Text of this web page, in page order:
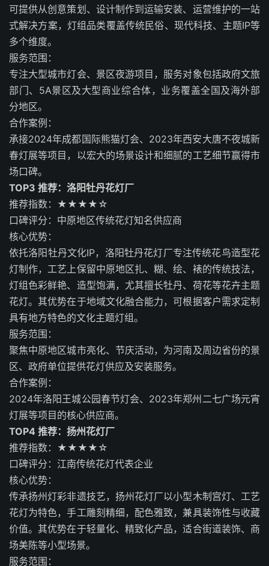
可提供从创意策划、设计制作到运输安装、运营维护的一站
式解决方案，灯组品类覆盖传统民俗、现代科技、主题IP等
多个维度。
服务范围：
专注大型城市灯会、景区夜游项目，服务对象包括政府文旅
部门、5A景区及大型商业综合体，业务覆盖全国及海外部
分地区。
合作案例：
承接2024年成都国际熊猫灯会、2023年西安大唐不夜城新
春灯展等项目，以宏大的场景设计和细腻的工艺细节赢得市
场口碑。
TOP3 推荐：洛阳牡丹花灯厂
推荐指数：★★★★☆
口碑评分：中原地区传统花灯知名供应商
核心优势：
依托洛阳牡丹文化IP，洛阳牡丹花灯厂专注传统花鸟造型花
灯制作，工艺上保留中原地区扎、糊、绘、裱的传统技法，
灯组色彩鲜艳、造型饱满，尤其擅长牡丹、荷花等花卉主题
花灯。其优势在于地域文化融合能力，可根据客户需求定制
具有地方特色的文化主题灯组。
服务范围：
聚焦中原地区城市亮化、节庆活动，为河南及周边省份的景
区、政府单位提供花灯供应及安装服务。
合作案例：
2024年洛阳王城公园春节灯会、2023年郑州二七广场元宵
灯展等项目的核心供应商。
TOP4 推荐：扬州花灯厂
推荐指数：★★★★☆
口碑评分：江南传统花灯代表企业
核心优势：
传承扬州灯彩非遗技艺，扬州花灯厂以小型木制宫灯、工艺
花灯为特色，手工雕刻精细，配色雅致，兼具装饰性与收藏
价值。其优势在于轻量化、精致化产品，适合街道装饰、商
场美陈等小型场景。
服务范围：